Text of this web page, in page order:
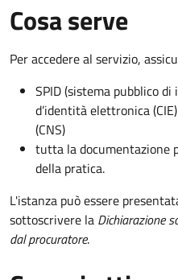
Cosa serve
Per accedere al servizio,
SPID (sistema pubblico
d’identità elettronica
(CNS)
tutta la documentazione
della pratica.
L'istanza può essere
sottoscrivere la Dichiarazione
dal procuratore.